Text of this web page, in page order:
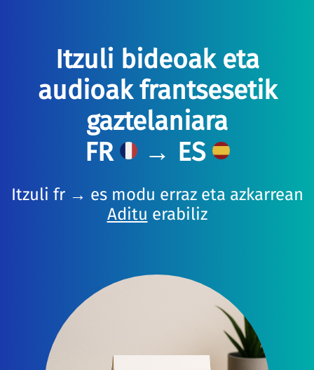
Itzuli bideoak eta
audioak frantsesetik
gaztelaniara
FR
→ ES
Itzuli fr → es modu erraz eta azkarrean
Aditu erabiliz